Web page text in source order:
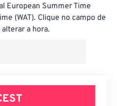
European Summer Time
(WAT). Clique no campo de
alterar a hora.